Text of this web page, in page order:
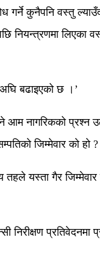
कुनैपनि वस्तु
नियन्त्रणमा लिएका
बढाइएको छ ।’
आम नागरिकको
जिम्मेवार को हो
यस्ता गैर जिम्मेवार र
निरीक्षण प्रतिवेदनमा